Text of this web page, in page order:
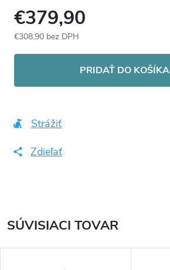
€379,90
€308,90 bez DPH
PRIDAŤ DO KOŠÍKA
Strážiť
Zdieľať
SÚVISIACI TOVAR